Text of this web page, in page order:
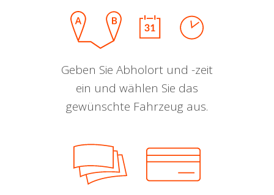
Geben Sie Abholort und -zeit
ein und wählen Sie das
gewünschte Fahrzeug aus.